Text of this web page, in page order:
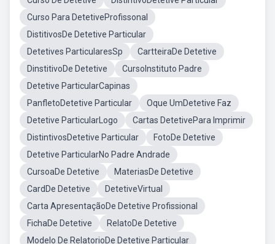
Curso Para DetetiveProfissonal
DistitivosDe Detetive Particular
Detetives ParticularesSp
CartteiraDe Detetive
DinstitivoDe Detetive
CursoInstituto Padre
Detetive ParticularCapinas
PanfletoDetetive Particular
Oque UmDetetive Faz
Detetive ParticularLogo
Cartas DetetivePara Imprimir
DistintivosDetetive Particular
FotoDe Detetive
Detetive ParticularNo Padre Andrade
CursoaDe Detetive
MateriasDe Detetive
CardDe Detetive
DetetiveVirtual
Carta ApresentaçãoDe Detetive Profissional
FichaDe Detetive
RelatoDe Detetive
Modelo De RelatorioDe Detetive Particular